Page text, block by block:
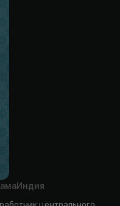
Индия
центрального